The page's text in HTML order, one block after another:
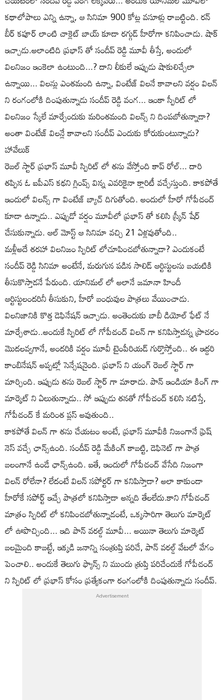
కథాలోపాలు ఎన్ని ఉన్నా, ఆ సినిమా 900 కోట్ల వసూళ్లు రాబట్టింది. రన్
బీర్ కపూర్ లాంటి చాక్లెట్ బాయ్ కూడా రగ్గుడ్ హీరోగా కనిపించాడు. షాక్
ఇచ్చాడు.అలాంటిది ప్రభాస్ తో సందీప్ రెడ్డి మూవీ తీస్తే, అందులో
విలనిజం ఇంకెలా ఉంటుంది...? దాని లీకులే ఇప్పుడు షాకులిచ్చేలా
ఉన్నాయి... విలన్లు ఎంతమంది ఉన్నా, వింటేజ్ విలనే కావాలని వర్షం విలన్
ని రంగంలోకి దింపుతున్నాడు సందీప్ రెడ్డి వంగ... ఇంకా స్పీరిట్ లో
విలనిజం స్కేలే మార్చేందుకు మరింతమంది విలన్స్ ని దింపబోతున్నాడా?
అంతా వింటేజ్ విలన్లే కావాలని సందీప్ ఎందుకు కోరుకుంటున్నాడు?
హావేలుక్
రెబల్ స్టార్ ప్రభాస్ మూవీ స్పిరిట్ లో తను వేస్తోంది కాప్ రోల్... దారి
తప్పిన ఓ ఐపీఎస్ కథని గ్లింప్స్ విన్న ఎవరికైనా క్లారిటీ వచ్చేస్తుంది. కాకపోతే
ఇందులో విలన్స్ గా వింటేజ్ బ్యాచ్ దిగుతోంది. అందులో హీరో గోపీచంద్
కూడా ఉన్నాడు.. ఎప్పుడో వర్షం మూవీలో ప్రభాస్ తో కలిసి స్క్రీన్ షేర్
చేసుకున్నాడు. ఆల్ మోస్ట్ ఆ సినిమా వచ్చి 21 ఏళ్లవుతోంది..
మళ్లీఅదే తరహా విలనిజం స్పిరిట్ లోచూపించబోతున్నాడా? ఎందుకంటే
సందీప్ రెడ్డి సినిమా అంటేనే, మరుగున పడిన సాలిడ్ ఆర్టిస్టులను బయటికి
తీసుకొస్తాడనే పేరుంది. యానిమల్ లో అలానే జమానా హిందీ
ఆర్టిస్టులందరినీ తీసుకుని, హీరో బంధువుల పాత్రలు వేయించాడు.
విలనిజానికి కొత్త డెఫినేషన్ ఇచ్చాడు. అంతెందుకు బాబీ డియోల్ ఫేట్ నే
మార్చేశాడు..అందుకే స్పిరిట్ లో గోపీచంద్ విలన్ గా కనిపిస్తాడన్న ప్రాచరం
మొదలవ్వగానే, అందరికి వర్షం మూవీ టైంపీరియడ్ గుర్తొస్తోంది.. ఈ ఇద్దరి
కాంబినేషన్ అప్పట్లో సెన్సేషనైంది. ప్రభాస్ ని యంగ్ రెబల్ స్టార్ గా
మార్చింది. ఇప్పుడు తను రెబల్ స్టార్ గా మారాడు. పాన్ ఇండియా కింగ్ గా
మార్కెట్ ని ఏలుతున్నాడు.. సో ఇప్పుడు తనతో గోపీచంద్ కలిసి నటిస్తే,
గోపీచంద్ కే మరింత ప్లస్ అవుతుంది..
కాకపోతే విలన్ గా తను చేయటం అంటే, ప్రభాస్ మూవీకి నిజంగానే ఫ్రెష్
నెస్ వచ్చే ఛాన్స్ఉంది. సందీప్ రెడ్డి మేకింగ్ కాబట్టి, డెఫినెట్ గా పాత్ర
బలంగానే ఉండే ఛాన్స్ఉంది. ఐతే, ఇందులో గోపీచంద్ వేసేది నిజంగా
విలన్ రోలేనా? లేదంటే విలన్ సపోర్టర్ గా కనిపిస్తాడా? అలా కాకుండా
హీరోకే సపోర్ట్ ఇచ్చే పాత్రలో కనిపిస్తాడా అన్నది తేలలేదు.కాని గోపీచంద్
మాత్రం స్పిరిట్ లో కనిపించబోతున్నాడంటే, ఒక్కసారిగా తెలుగు మార్కెట్
లో ఊపొచ్చింది... ఇది పాన్ వరల్డ్ మూవీ... అయినా తెలుగు మార్కెట్
బలమైంది కాబట్టే, ఇక్కడి జనాన్ని సంత్రుప్తి పరిచే, పాన్ వరల్డ్ వేటలో వేగం
పెంచాలి.. అందుకే తెలుగు ఫ్యాన్స్ ని ముందు త్రుప్తి పరిచేందుకే గోపీచంద్
ని స్పిరిట్ లో ప్రభాస్ కోసం ప్రత్యేకంగా రంగంలోకి దింపుతున్నాడు సందీప్.